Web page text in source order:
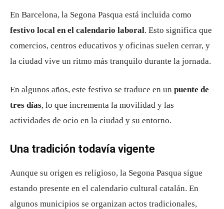
En Barcelona, la Segona Pasqua está incluida como
festivo local en el calendario laboral. Esto significa que
comercios, centros educativos y oficinas suelen cerrar, y
la ciudad vive un ritmo más tranquilo durante la jornada.
En algunos años, este festivo se traduce en un puente de
tres días, lo que incrementa la movilidad y las
actividades de ocio en la ciudad y su entorno.
Una tradición todavía vigente
Aunque su origen es religioso, la Segona Pasqua sigue
estando presente en el calendario cultural catalán. En
algunos municipios se organizan actos tradicionales,